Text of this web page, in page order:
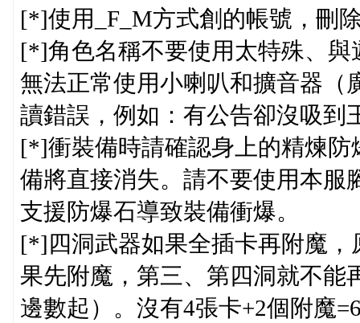
[*]使用_F_M方式創的帳號，刪
[*]角色名稱不要使用太特殊、與
無法正常使用小喇叭和擴音器（
讀錯誤，例如：有公告卻沒吸到
[*]衝裝備時請確認身上的精煉
備將直接消失。請不要使用本服
支援防爆石導致裝備衝爆。
[*]四洞武器如果全插卡再附魔
果先附魔，第三、第四洞就不能
邊數起）。沒有4張卡+2個附魔